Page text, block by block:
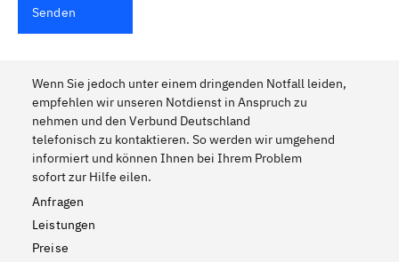
Senden
Wenn Sie jedoch unter einem dringenden Notfall leiden,
empfehlen wir unseren Notdienst in Anspruch zu
nehmen und den Verbund Deutschland
telefonisch zu kontaktieren. So werden wir umgehend
informiert und können Ihnen bei Ihrem Problem
sofort zur Hilfe eilen.
Anfragen
Leistungen
Preise